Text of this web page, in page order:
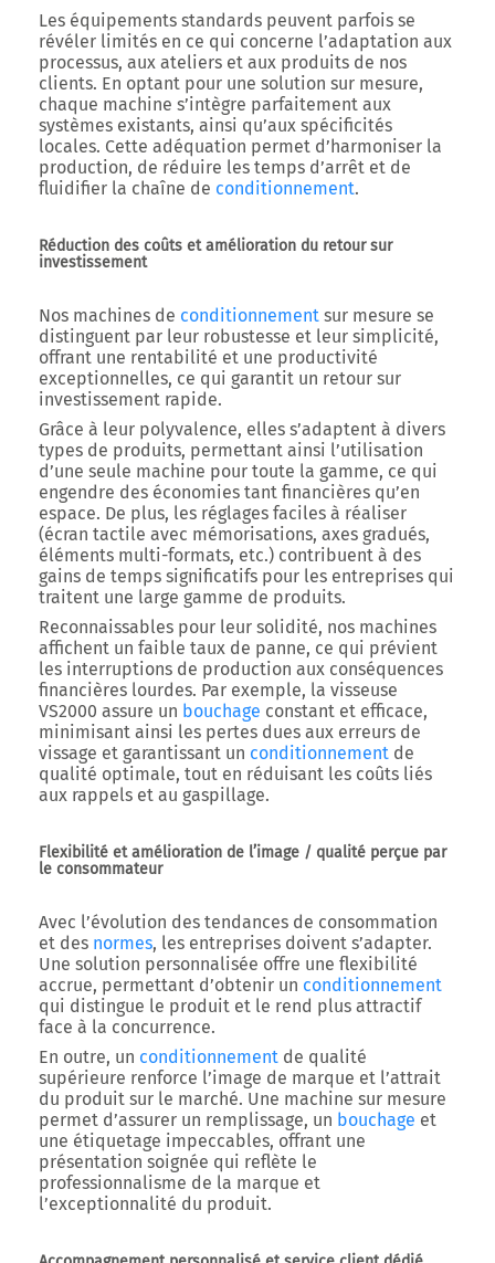
Les équipements standards peuvent parfois se
révéler limités en ce qui concerne l’adaptation aux
processus, aux ateliers et aux produits de nos
clients. En optant pour une solution sur mesure,
chaque machine s’intègre parfaitement aux
systèmes existants, ainsi qu’aux spécificités
locales. Cette adéquation permet d’harmoniser la
production, de réduire les temps d’arrêt et de
fluidifier la chaîne de conditionnement.
Réduction des coûts et amélioration du retour sur
investissement
Nos machines de conditionnement sur mesure se
distinguent par leur robustesse et leur simplicité,
offrant une rentabilité et une productivité
exceptionnelles, ce qui garantit un retour sur
investissement rapide.
Grâce à leur polyvalence, elles s’adaptent à divers
types de produits, permettant ainsi l’utilisation
d’une seule machine pour toute la gamme, ce qui
engendre des économies tant financières qu’en
espace. De plus, les réglages faciles à réaliser
(écran tactile avec mémorisations, axes gradués,
éléments multi-formats, etc.) contribuent à des
gains de temps significatifs pour les entreprises qui
traitent une large gamme de produits.
Reconnaissables pour leur solidité, nos machines
affichent un faible taux de panne, ce qui prévient
les interruptions de production aux conséquences
financières lourdes. Par exemple, la visseuse
VS2000 assure un bouchage constant et efficace,
minimisant ainsi les pertes dues aux erreurs de
vissage et garantissant un conditionnement de
qualité optimale, tout en réduisant les coûts liés
aux rappels et au gaspillage.
Flexibilité et amélioration de l’image / qualité perçue par
le consommateur
Avec l’évolution des tendances de consommation
et des normes, les entreprises doivent s’adapter.
Une solution personnalisée offre une flexibilité
accrue, permettant d’obtenir un conditionnement
qui distingue le produit et le rend plus attractif
face à la concurrence.
En outre, un conditionnement de qualité
supérieure renforce l’image de marque et l’attrait
du produit sur le marché. Une machine sur mesure
permet d’assurer un remplissage, un bouchage et
une étiquetage impeccables, offrant une
présentation soignée qui reflète le
professionnalisme de la marque et
l’exceptionnalité du produit.